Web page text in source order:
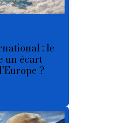
: le
un écart
?